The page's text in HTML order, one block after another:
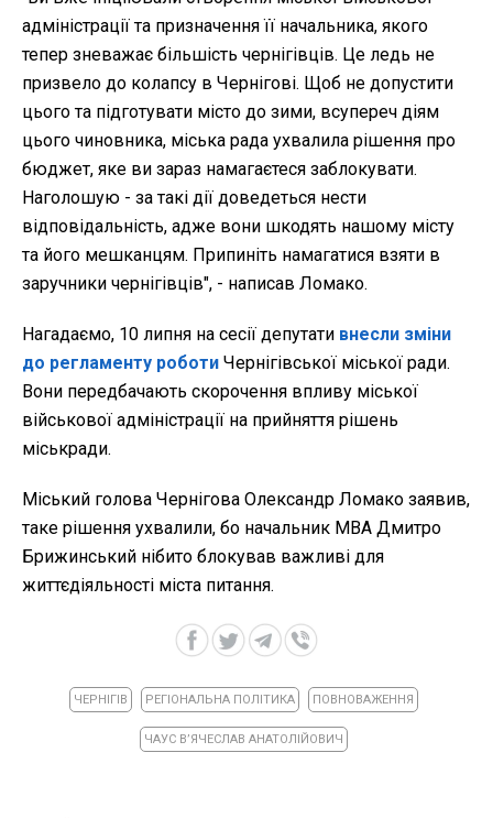
адміністрації та призначення її начальника, якого
тепер зневажає більшість чернігівців. Це ледь не
призвело до колапсу в Чернігові. Щоб не допустити
цього та підготувати місто до зими, всупереч діям
цього чиновника, міська рада ухвалила рішення про
бюджет, яке ви зараз намагаєтеся заблокувати.
Наголошую - за такі дії доведеться нести
відповідальність, адже вони шкодять нашому місту
та його мешканцям. Припиніть намагатися взяти в
заручники чернігівців", - написав Ломако.
Нагадаємо, 10 липня на сесії депутати внесли зміни
до регламенту роботи Чернігівської міської ради.
Вони передбачають скорочення впливу міської
військової адміністрації на прийняття рішень
міськради.
Міський голова Чернігова Олександр Ломако заявив,
таке рішення ухвалили, бо начальник МВА Дмитро
Брижинський нібито блокував важливі для
життєдіяльності міста питання.
ЧЕРНІГІВ РЕГІОНАЛЬНА ПОЛІТИКА ПОВНОВАЖЕННЯ
ЧАУС В’ЯЧЕСЛАВ АНАТОЛІЙОВИЧ